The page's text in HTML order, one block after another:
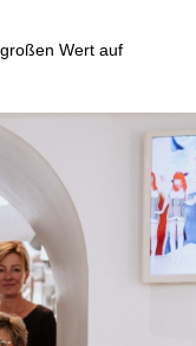
Wert auf